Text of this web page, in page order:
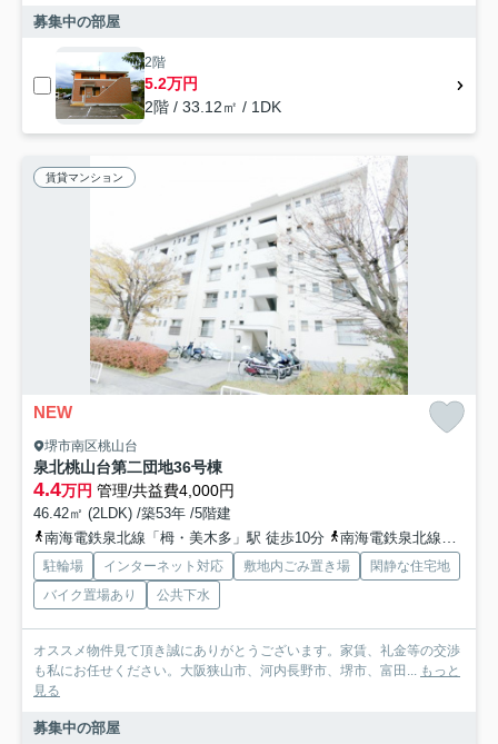
募集中の部屋
2階
5.2万円
2階 / 33.12㎡ / 1DK
賃貸マンション
NEW
堺市南区桃山台
泉北桃山台第二団地36号棟
4.4万円 管理/共益費4,000円
46.42㎡ (2LDK) /築53年 /5階建
南海電鉄泉北線「栂・美木多」駅 徒歩10分
南海電鉄泉北線「泉ケ丘」駅 徒歩30分
駐輪場 インターネット対応 敷地内ごみ置き場
閑静な住宅地
バイク置場あり
公共下水
オススメ物件見て頂き誠にありがとうございます。家賃、礼金等の交渉
も私にお任せください。大阪狭山市、河内長野市、堺市、富田... もっと
見る
募集中の部屋